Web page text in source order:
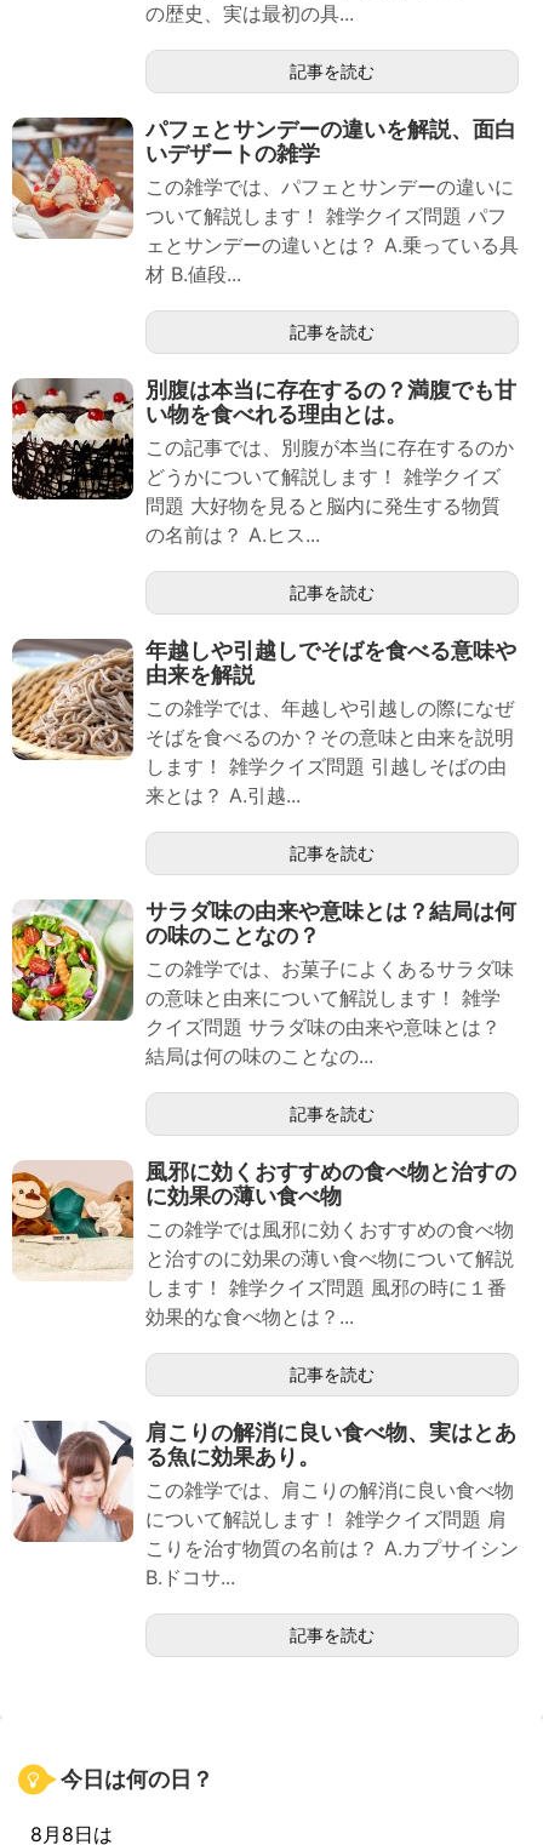
の歴史、実は最初の具...
記事を読む
パフェとサンデーの違いを解説、面白
いデザートの雑学
この雑学では、パフェとサンデーの違いに
ついて解説します！ 雑学クイズ問題 パフ
ェとサンデーの違いとは？ A.乗っている具
材 B.値段...
記事を読む
別腹は本当に存在するの？満腹でも甘
い物を食べれる理由とは。
この記事では、別腹が本当に存在するのか
どうかについて解説します！ 雑学クイズ
問題 大好物を見ると脳内に発生する物質
の名前は？ A.ヒス...
記事を読む
年越しや引越しでそばを食べる意味や
由来を解説
この雑学では、年越しや引越しの際になぜ
そばを食べるのか？その意味と由来を説明
します！ 雑学クイズ問題 引越しそばの由
来とは？ A.引越...
記事を読む
サラダ味の由来や意味とは？結局は何
の味のことなの？
この雑学では、お菓子によくあるサラダ味
の意味と由来について解説します！ 雑学
クイズ問題 サラダ味の由来や意味とは？
結局は何の味のことなの...
記事を読む
風邪に効くおすすめの食べ物と治すの
に効果の薄い食べ物
この雑学では風邪に効くおすすめの食べ物
と治すのに効果の薄い食べ物について解説
します！ 雑学クイズ問題 風邪の時に１番
効果的な食べ物とは？...
記事を読む
肩こりの解消に良い食べ物、実はとあ
る魚に効果あり。
この雑学では、肩こりの解消に良い食べ物
について解説します！ 雑学クイズ問題 肩
こりを治す物質の名前は？ A.カプサイシン
B.ドコサ...
記事を読む
今日は何の日？
8月8日は